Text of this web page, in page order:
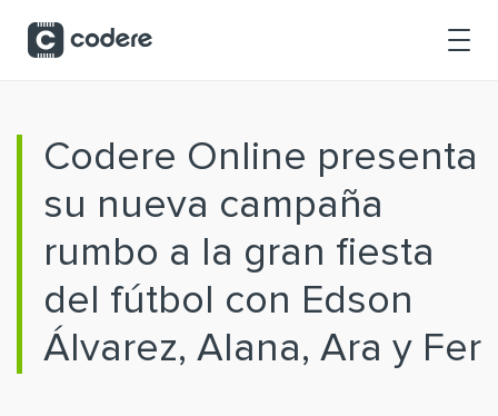
Codere Online presenta
su nueva campaña
rumbo a la gran fiesta
del fútbol con Edson
Álvarez, Alana, Ara y Fer